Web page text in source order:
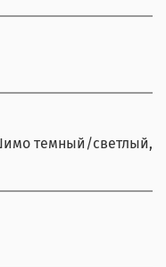
темный/светлый,